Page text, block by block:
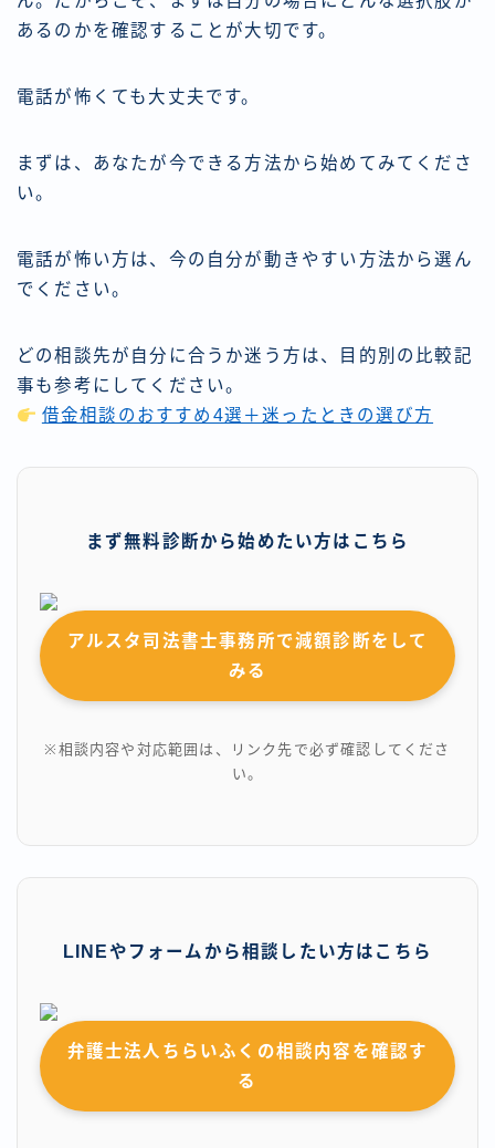
あるのかを確認することが大切です。
電話が怖くても大丈夫です。
まずは、あなたが今できる方法から始めてみてくださ
い。
電話が怖い方は、今の自分が動きやすい方法から選ん
でください。
どの相談先が自分に合うか迷う方は、目的別の比較記
事も参考にしてください。
借金相談のおすすめ4選＋迷ったときの選び方
まず無料診断から始めたい方はこちら
アルスタ司法書士事務所で減額診断をして
みる
※相談内容や対応範囲は、リンク先で必ず確認してくださ
い。
LINEやフォームから相談したい方はこちら
弁護士法人ちらいふくの相談内容を確認す
る